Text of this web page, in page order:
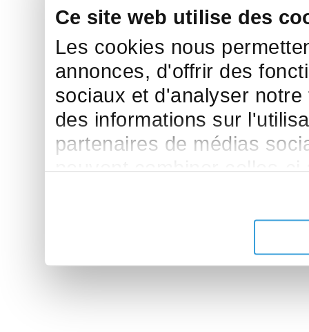
Ce site web utilise des
Les cookies nous
annonces, d'offrir des
sociaux et d'analyser
des informations sur
partenaires de médias